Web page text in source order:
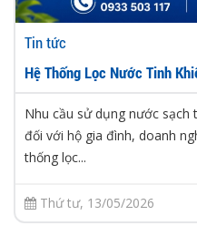
Tin tức
Hệ Thống Lọc Nước Tinh
Nhu cầu sử dụng nước sạch
đối với hộ gia đình, doanh
thống lọc...
Thứ tư, 13/05/2026